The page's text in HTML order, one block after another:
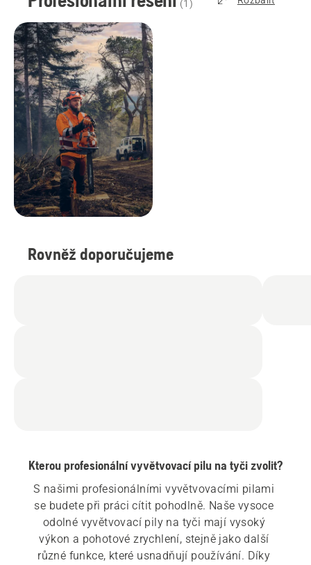
(1 )
Rovněž doporučujeme
Kterou profesionální vyvětvovací pilu na tyči zvolit?
S našimi profesionálními vyvětvovacími pilami
se budete při práci cítit pohodlně. Naše vysoce
odolné vyvětvovací pily na tyči mají vysoký
výkon a pohotové zrychlení, stejně jako další
různé funkce, které usnadňují používání. Díky